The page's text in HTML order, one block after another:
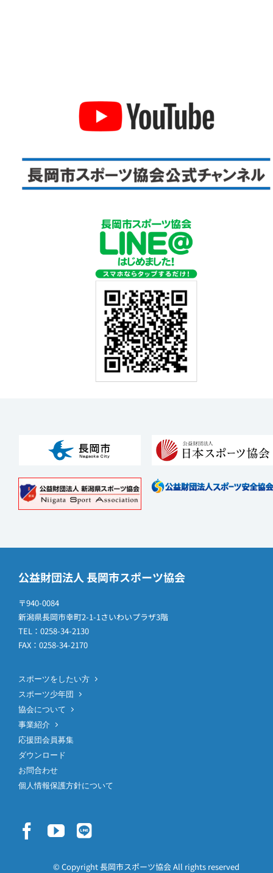
公益財団法人 長岡市スポーツ協会
〒940-0084
新潟県長岡市幸町2-1-1さいわいプラザ3階
TEL：0258-34-2130
FAX：0258-34-2170
スポーツをしたい方
スポーツ少年団
協会について
事業紹介
応援団会員募集
ダウンロード
お問合わせ
個人情報保護方針について
© Copyright 長岡市スポーツ協会 All rights reserved